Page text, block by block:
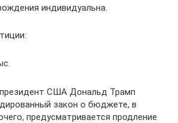
индивидуальна.
президент США Дональд Трамп
закон о бюджете, в
предусматривается продление